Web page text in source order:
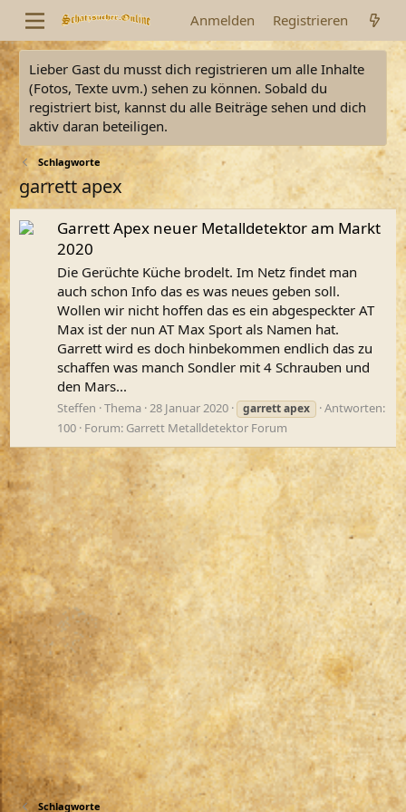
Anmelden Registrieren
Lieber Gast du musst dich registrieren um alle Inhalte
(Fotos, Texte uvm.) sehen zu können. Sobald du
registriert bist, kannst du alle Beiträge sehen und dich
aktiv daran beteiligen.
Schlagworte
garrett apex
Garrett Apex neuer Metalldetektor am Markt
2020
Die Gerüchte Küche brodelt. Im Netz findet man
auch schon Info das es was neues geben soll.
Wollen wir nicht hoffen das es ein abgespeckter AT
Max ist der nun AT Max Sport als Namen hat.
Garrett wird es doch hinbekommen endlich das zu
schaffen was manch Sondler mit 4 Schrauben und
den Mars...
Steffen Thema 28 Januar 2020 garrettapex
Antworten:
100 Forum: Garrett Metalldetektor Forum
Schlagworte